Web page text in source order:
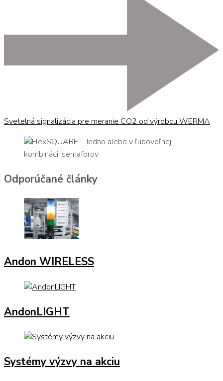
Svetelná signalizácia pre meranie CO2 od výrobcu WERMA
Odporúčané články
Andon WIRELESS
AndonLIGHT
Systémy výzvy na akciu